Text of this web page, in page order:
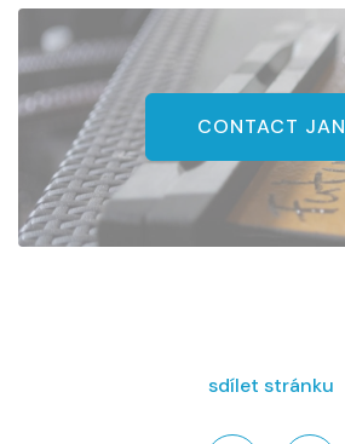
CONTACT JAN
sdílet stránku